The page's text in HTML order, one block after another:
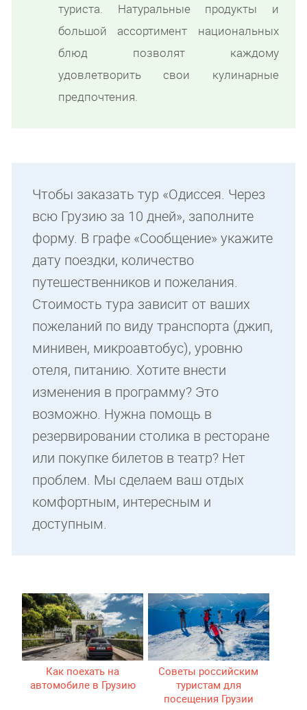
туриста. Натуральные продукты и
большой ассортимент национальных
блюд позволят каждому
удовлетворить свои кулинарные
предпочтения.
Чтобы заказать тур «Одиссея. Через
всю Грузию за 10 дней», заполните
форму. В графе «Сообщение» укажите
дату поездки, количество
путешественников и пожелания.
Стоимость тура зависит от ваших
пожеланий по виду транспорта (джип,
минивен, микроавтобус), уровню
отеля, питанию. Хотите внести
изменения в программу? Это
возможно. Нужна помощь в
резервировании столика в ресторане
или покупке билетов в театр? Нет
проблем. Мы сделаем ваш отдых
комфортным, интересным и
доступным.
Как поехать на
автомобиле в Грузию
Советы российским
туристам для
посещения Грузии